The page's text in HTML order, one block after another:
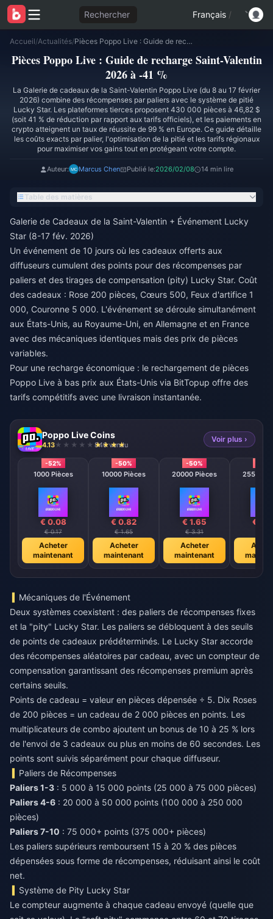
Rechercher Français /
Accueil/Actualités/ Pièces Poppo Live : Guide de recharge Saint-Valentin 2026 à -41 %
Pièces Poppo Live : Guide de recharge Saint-Valentin
2026 à -41 %
La Galerie de cadeaux de la Saint-Valentin Poppo Live (du 8 au 17 février
2026) combine des récompenses par paliers avec le système de pitié
Lucky Star. Les plateformes tierces proposent 430 000 pièces à 46,82 $
(soit 41 % de réduction par rapport aux tarifs officiels), et les paiements en
crypto atteignent un taux de réussite de 99 % en Europe. Ce guide détaille
les coûts exacts par palier, l'optimisation de la pitié et les tarifs régionaux
pour maximiser vos gains tout en protégeant votre compte.
Auteur: Marcus Chen Publié le:2026/02/08 14 min lire
Table des matières
Galerie de Cadeaux de la Saint-Valentin + Événement Lucky
Star (8-17 fév. 2026)
Un événement de 10 jours où les cadeaux offerts aux
diffuseurs cumulent des points pour des récompenses par
paliers et des tirages de compensation (pity) Lucky Star. Coût
des cadeaux : Rose 200 pièces, Cœurs 500, Feux d'artifice 1
000, Couronne 5 000. L'événement se déroule simultanément
aux États-Unis, au Royaume-Uni, en Allemagne et en France
avec des mécaniques identiques mais des prix de pièces
variables.
Pour une recharge économique : le rechargement de pièces
Poppo Live à bas prix aux États-Unis via BitTopup offre des
tarifs compétitifs avec une livraison instantanée.
Poppo Live Coins
4.13 846 vendu
Voir plus ›
-52%
1000 Pièces
€ 0.08
€ 0.17
Acheter
maintenant
-50%
10000 Pièces
€ 0.82
€ 1.65
Acheter
maintenant
-50%
20000 Pièces
€ 1.65
€ 3.31
Acheter
maintenant
25500
€
Mécaniques de l'Événement
Deux systèmes coexistent : des paliers de récompenses fixes
et la "pity" Lucky Star. Les paliers se débloquent à des seuils
de points de cadeaux prédéterminés. Le Lucky Star accorde
des récompenses aléatoires par cadeau, avec un compteur de
compensation garantissant des récompenses premium après
certains seuils.
Points de cadeau = valeur en pièces dépensée ÷ 5. Dix Roses
de 200 pièces = un cadeau de 2 000 pièces en points. Les
multiplicateurs de combo ajoutent un bonus de 10 à 25 % lors
de l'envoi de 3 cadeaux ou plus en moins de 60 secondes. Les
points sont suivis séparément pour chaque diffuseur.
Paliers de Récompenses
Paliers 1-3 : 5 000 à 15 000 points (25 000 à 75 000 pièces)
Paliers 4-6 : 20 000 à 50 000 points (100 000 à 250 000
pièces)
Paliers 7-10 : 75 000+ points (375 000+ pièces)
Les paliers supérieurs remboursent 15 à 20 % des pièces
dépensées sous forme de récompenses, réduisant ainsi le coût
net.
Système de Pity Lucky Star
Le compteur augmente à chaque cadeau envoyé (quelle que